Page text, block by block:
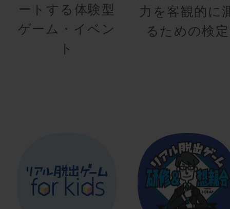
ートする体験型
ゲーム・イベン
ト
力を客観的に
るための検定